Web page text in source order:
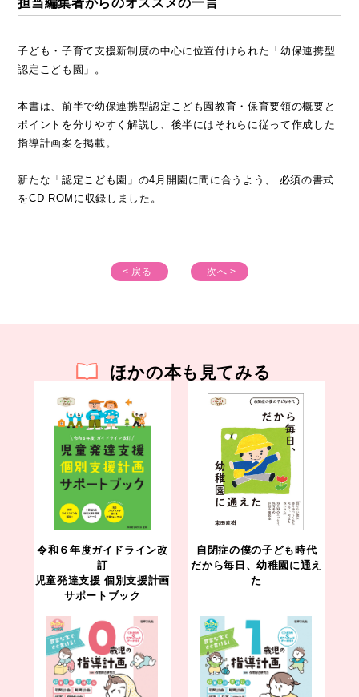
担当編集者からのオススメの一言
子ども・子育て支援新制度の中心に位置付けられた「幼保連携型
認定こども園」。
本書は、前半で幼保連携型認定こども園教育・保育要領の概要と
ポイントを分りやすく解説し、後半にはそれらに従って作成した
指導計画案を掲載。
新たな「認定こども園」の4月開園に間に合うよう、 必須の書式
をCD-ROMに収録しました。
< 戻る 次へ >
ほかの本も見てみる
令和６年度ガイドライン改
訂
児童発達支援 個別支援計画
サポートブック
自閉症の僕の子ども時代
だから毎日、幼稚園に通え
た